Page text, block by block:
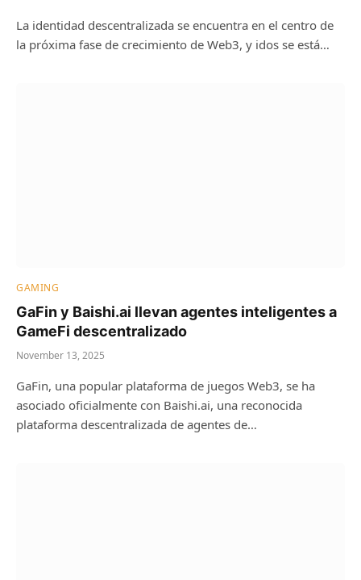
La identidad descentralizada se encuentra en el centro de
la próxima fase de crecimiento de Web3, y idos se está…
GAMING
GaFin y Baishi.ai llevan agentes inteligentes a
GameFi descentralizado
November 13, 2025
GaFin, una popular plataforma de juegos Web3, se ha
asociado oficialmente con Baishi.ai, una reconocida
plataforma descentralizada de agentes de…